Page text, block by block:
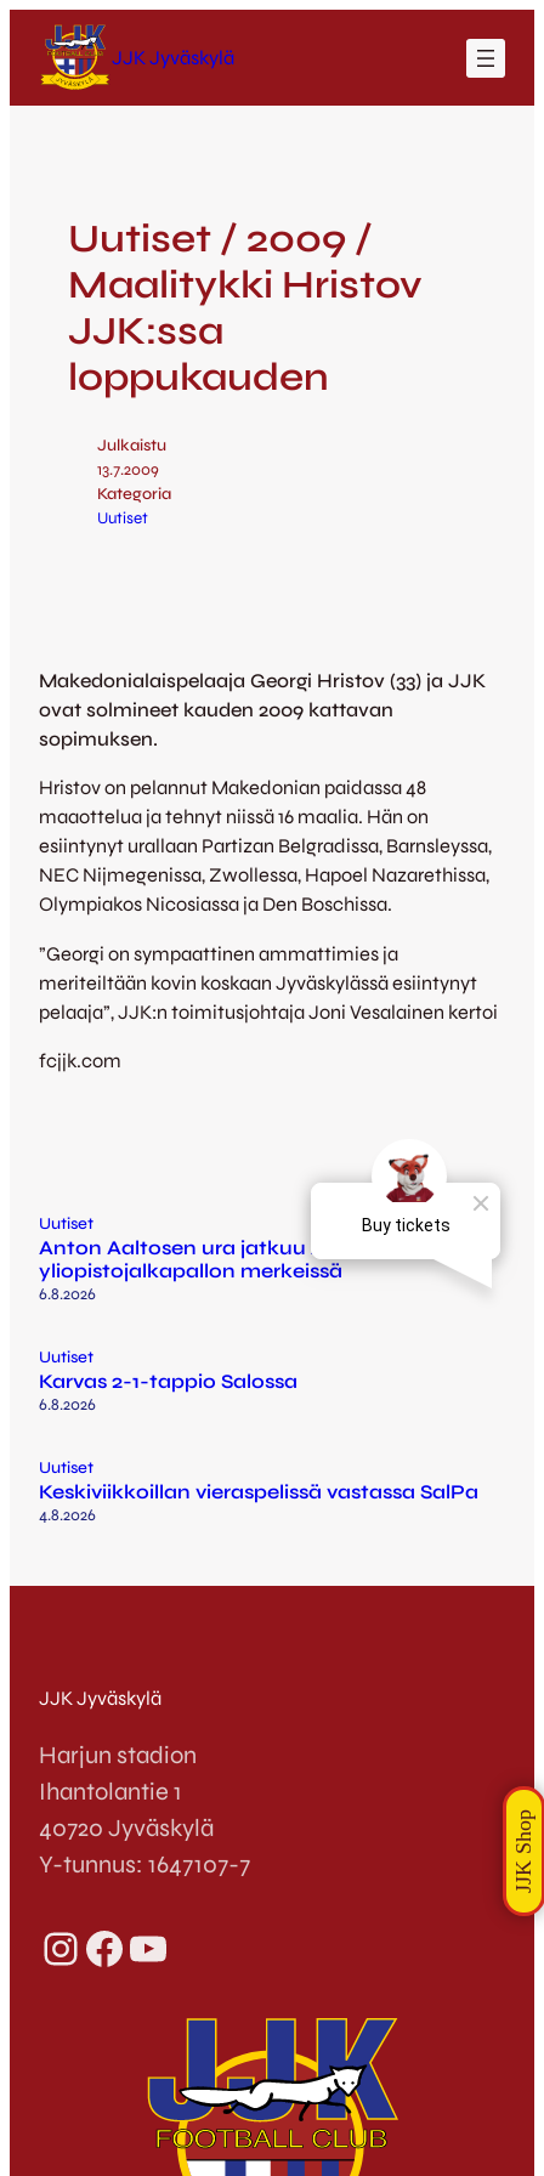
JJK Jyväskylä
Uutiset / 2009 /
Maalitykki Hristov
JJK:ssa
loppukauden
Julkaistu
13.7.2009
Kategoria
Uutiset
Makedonialaispelaaja Georgi Hristov (33) ja JJK
ovat solmineet kauden 2009 kattavan
sopimuksen.
Hristov on pelannut Makedonian paidassa 48
maaottelua ja tehnyt niissä 16 maalia. Hän on
esiintynyt urallaan Partizan Belgradissa, Barnsleyssa,
NEC Nijmegenissa, Zwollessa, Hapoel Nazarethissa,
Olympiakos Nicosiassa ja Den Boschissa.
”Georgi on sympaattinen ammattimies ja
meriteiltään kovin koskaan Jyväskylässä esiintynyt
pelaaja”, JJK:n toimitusjohtaja Joni Vesalainen kertoi
fcjjk.com
Uutiset
Anton Aaltosen ura jatkuu Arizonassa
yliopistojalkapallon merkeissä
6.8.2026
Uutiset
Karvas 2-1-tappio Salossa
6.8.2026
Uutiset
Keskiviikkoillan vieraspelissä vastassa SalPa
4.8.2026
JJK Jyväskylä
Harjun stadion
Ihantolantie 1
40720 Jyväskylä
Y-tunnus: 1647107-7
InstagramFacebook YouTube